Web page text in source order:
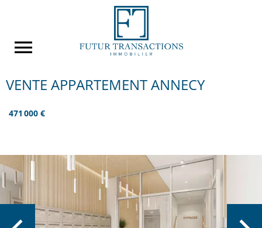
VENTE APPARTEMENT ANNECY
471 000 €